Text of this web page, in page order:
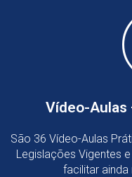
Vídeo-Aulas
São 36 Vídeo-Aulas
Legislações Vigentes
facilitar ainda